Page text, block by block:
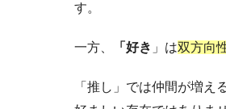
す。
一方、 「好き 」は双方向
「推し」では仲間が増え